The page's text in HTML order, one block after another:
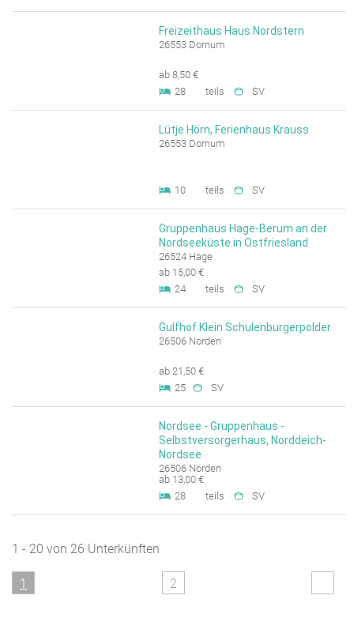
Freizeithaus Haus Nordstern
26553 Dornum
ab 8,50 €
28
teils SV
Lütje Hörn, Ferienhaus Krauss
26553 Dornum
10 teils SV
Gruppenhaus Hage-Berum an der
Nordseeküste in Ostfriesland
26524 Hage
ab 15,00 €
24
teils SV
Gulfhof Klein Schulenburgerpolder
26506 Norden
ab 21,50 €
25
SV
Nordsee - Gruppenhaus -
Selbstversorgerhaus, Norddeich-
Nordsee
26506 Norden
ab 13,00 €
28
teils SV
1 - 20 von 26 Unterkünften
1 2